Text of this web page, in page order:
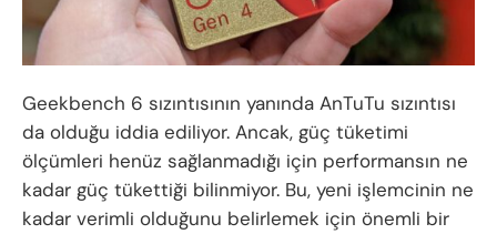
Geekbench 6 sızıntısının yanında AnTuTu sızıntısı
da olduğu iddia ediliyor. Ancak, güç tüketimi
ölçümleri henüz sağlanmadığı için performansın ne
kadar güç tükettiği bilinmiyor. Bu, yeni işlemcinin ne
kadar verimli olduğunu belirlemek için önemli bir